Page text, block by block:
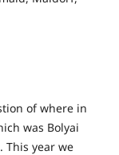
of where in
was Bolyai
This year we